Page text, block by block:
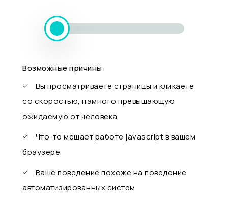
Возможные причины:
Вы просматриваете страницы и кликаете
со скоростью, намного превышающую
ожидаемую от человека
Что-то мешает работе javascript в вашем
браузере
Ваше поведение похоже на поведение
автоматизированных систем